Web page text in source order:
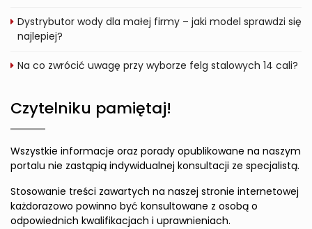
Dystrybutor wody dla małej firmy – jaki model sprawdzi się
najlepiej?
Na co zwrócić uwagę przy wyborze felg stalowych 14 cali?
Czytelniku pamiętaj!
Wszystkie informacje oraz porady opublikowane na naszym
portalu nie zastąpią indywidualnej konsultacji ze specjalistą.
Stosowanie treści zawartych na naszej stronie internetowej
każdorazowo powinno być konsultowane z osobą o
odpowiednich kwalifikacjach i uprawnieniach.